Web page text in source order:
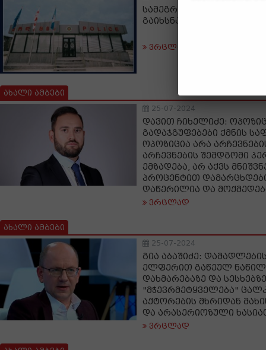
სამეგრელოში პოლიციის
გაიხსნა
ვრცლად
ახალი ამბები
25-07-2024
დავით ჩიხელიძე:
გადაჯგუფებები ქმნის
ოპოზიცია არა
არჩევნების შემდგომი
ემზადება, არ აქვს
პროცენტით
დაწერილია და
ვრცლად
ახალი ამბები
25-07-2024
გია აბაშიძე:
ელფერით გაწეულ
დახმარებაზე და სესხებზე
"მჭევრმეტყველება"
აქტორების მხრიდან
და არასერიოზული
ვრცლად